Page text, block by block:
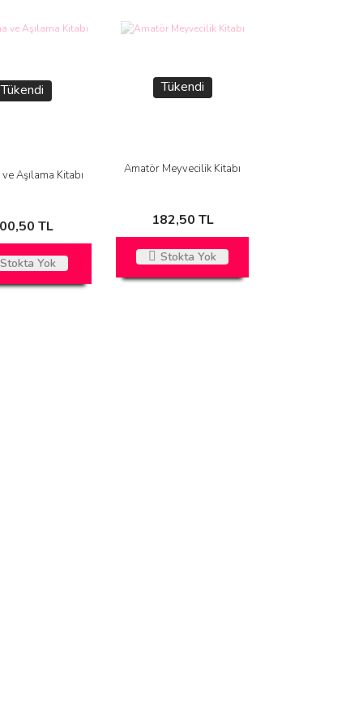
Tükendi
Aşılama Kitabı
TL
Stokta Yok
Tükendi
Amatör Meyvecilik Kitabı
182,50 TL
Stokta Yok